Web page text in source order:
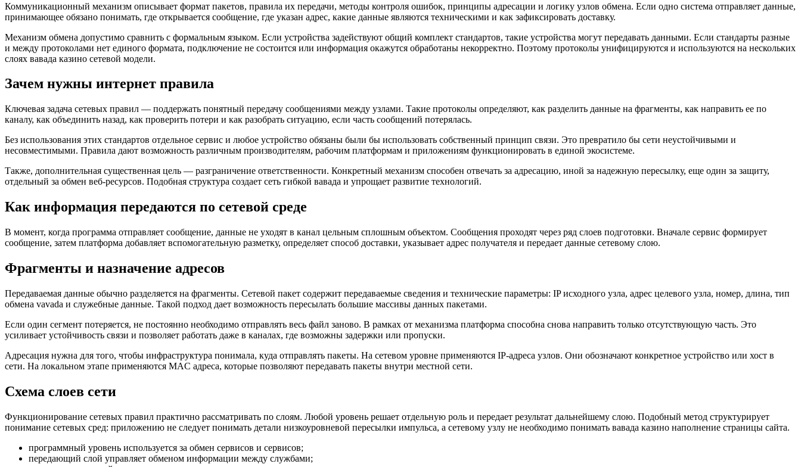
Коммуникационный механизм описывает формат пакетов, правила их передачи, методы контроля ошибок, принципы адресации и логику узлов обмена. Если одно система отправляет данные,
принимающее обязано понимать, где открывается сообщение, где указан адрес, какие данные являются техническими и как зафиксировать доставку.
Механизм обмена допустимо сравнить с формальным языком. Если устройства задействуют общий комплект стандартов, такие устройства могут передавать данными. Если стандарты разные
и между протоколами нет единого формата, подключение не состоится или информация окажутся обработаны некорректно. Поэтому протоколы унифицируются и используются на нескольких
слоях вавада казино сетевой модели.
Зачем нужны интернет правила
Ключевая задача сетевых правил — поддержать понятный передачу сообщениями между узлами. Такие протоколы определяют, как разделить данные на фрагменты, как направить ее по
каналу, как объединить назад, как проверить потери и как разобрать ситуацию, если часть сообщений потерялась.
Без использования этих стандартов отдельное сервис и любое устройство обязаны были бы использовать собственный принцип связи. Это превратило бы сети неустойчивыми и
несовместимыми. Правила дают возможность различным производителям, рабочим платформам и приложениям функционировать в единой экосистеме.
Также, дополнительная существенная цель — разграничение ответственности. Конкретный механизм способен отвечать за адресацию, иной за надежную пересылку, еще один за защиту,
отдельный за обмен веб-ресурсов. Подобная структура создает сеть гибкой вавада и упрощает развитие технологий.
Как информация передаются по сетевой среде
В момент, когда программа отправляет сообщение, данные не уходят в канал цельным сплошным объектом. Сообщения проходят через ряд слоев подготовки. Вначале сервис формирует
сообщение, затем платформа добавляет вспомогательную разметку, определяет способ доставки, указывает адрес получателя и передает данные сетевому слою.
Фрагменты и назначение адресов
Передаваемая данные обычно разделяется на фрагменты. Сетевой пакет содержит передаваемые сведения и технические параметры: IP исходного узла, адрес целевого узла, номер, длина, тип
обмена vavada и служебные данные. Такой подход дает возможность пересылать большие массивы данных пакетами.
Если один сегмент потеряется, не постоянно необходимо отправлять весь файл заново. В рамках от механизма платформа способна снова направить только отсутствующую часть. Это
усиливает устойчивость связи и позволяет работать даже в каналах, где возможны задержки или пропуски.
Адресация нужна для того, чтобы инфраструктура понимала, куда отправлять пакеты. На сетевом уровне применяются IP-адреса узлов. Они обозначают конкретное устройство или хост в
сети. На локальном этапе применяются MAC адреса, которые позволяют передавать пакеты внутри местной сети.
Схема слоев сети
Функционирование сетевых правил практично рассматривать по слоям. Любой уровень решает отдельную роль и передает результат дальнейшему слою. Подобный метод структурирует
понимание сетевых сред: приложению не следует понимать детали низкоуровневой пересылки импульса, а сетевому узлу не необходимо понимать вавада казино наполнение страницы сайта.
программный уровень используется за обмен сервисов и сервисов;
передающий слой управляет обменом информации между службами;